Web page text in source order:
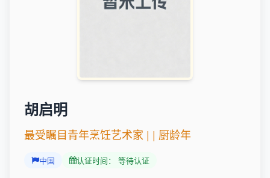
胡启明
最受瞩目青年烹饪艺术家 | | 厨龄年
中国 认证时间： 等待认证